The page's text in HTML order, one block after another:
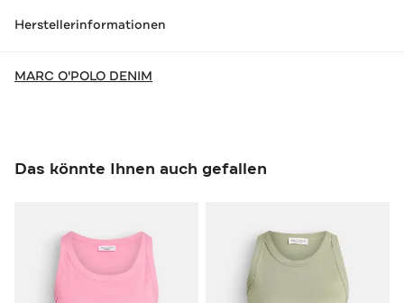
Herstellerinformationen
MARC O'POLO DENIM
Das könnte Ihnen auch gefallen